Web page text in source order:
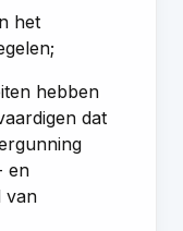
het
hebben
dat
en
van